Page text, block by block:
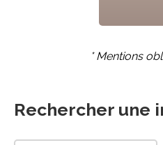
* Mentions
Rechercher une